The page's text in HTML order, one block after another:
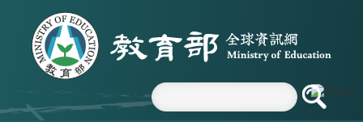
跳到主要內容區塊